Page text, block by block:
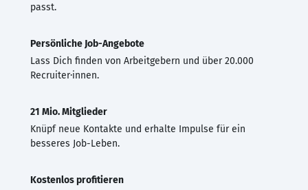
passt.
Persönliche Job-Angebote
Lass Dich finden von Arbeitgebern und über 20.000
Recruiter·innen.
21 Mio. Mitglieder
Knüpf neue Kontakte und erhalte Impulse für ein
besseres Job-Leben.
Kostenlos profitieren